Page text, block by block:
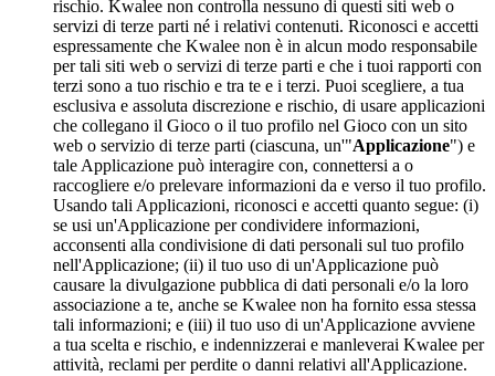
rischio. Kwalee non controlla nessuno di questi siti web o
servizi di terze parti né i relativi contenuti. Riconosci e accetti
espressamente che Kwalee non è in alcun modo responsabile
per tali siti web o servizi di terze parti e che i tuoi rapporti con
terzi sono a tuo rischio e tra te e i terzi. Puoi scegliere, a tua
esclusiva e assoluta discrezione e rischio, di usare applicazioni
che collegano il Gioco o il tuo profilo nel Gioco con un sito
web o servizio di terze parti (ciascuna, un'"Applicazione") e
tale Applicazione può interagire con, connettersi a o
raccogliere e/o prelevare informazioni da e verso il tuo profilo.
Usando tali Applicazioni, riconosci e accetti quanto segue: (i)
se usi un'Applicazione per condividere informazioni,
acconsenti alla condivisione di dati personali sul tuo profilo
nell'Applicazione; (ii) il tuo uso di un'Applicazione può
causare la divulgazione pubblica di dati personali e/o la loro
associazione a te, anche se Kwalee non ha fornito essa stessa
tali informazioni; e (iii) il tuo uso di un'Applicazione avviene
a tua scelta e rischio, e indennizzerai e manleverai Kwalee per
attività, reclami per perdite o danni relativi all'Applicazione.